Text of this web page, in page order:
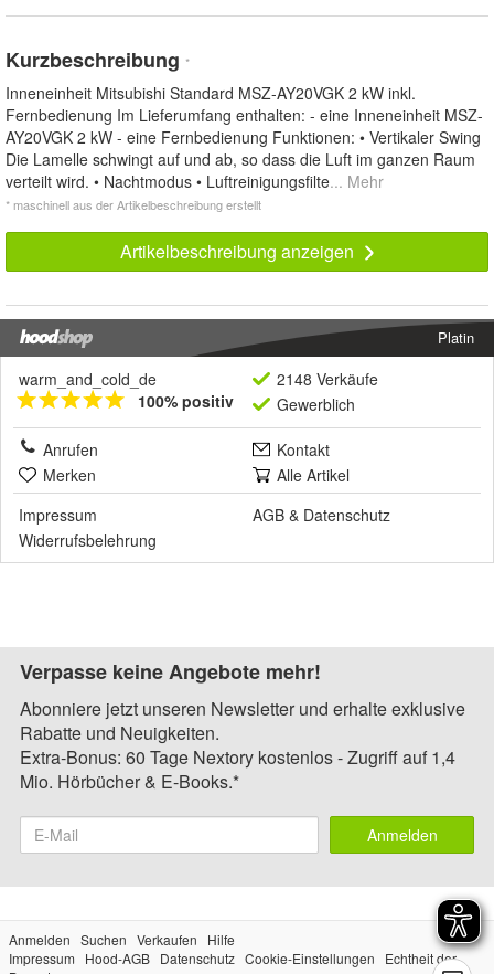
Kurzbeschreibung *
Inneneinheit Mitsubishi Standard MSZ-AY20VGK 2 kW inkl.
Fernbedienung Im Lieferumfang enthalten: - eine Inneneinheit MSZ-
AY20VGK 2 kW - eine Fernbedienung Funktionen: • Vertikaler Swing
Die Lamelle schwingt auf und ab, so dass die Luft im ganzen Raum
verteilt wird. • Nachtmodus • Luftreinigungsfilte... Mehr
* maschinell aus der Artikelbeschreibung erstellt
Artikelbeschreibung anzeigen
Platin
warm_and_cold_de
100% positiv
2148 Verkäufe
Gewerblich
Anrufen
Kontakt
Merken
Alle Artikel
Impressum
AGB & Datenschutz
Widerrufsbelehrung
Verpasse keine Angebote mehr!
Abonniere jetzt unseren Newsletter und erhalte exklusive
Rabatte und Neuigkeiten.
Extra-Bonus: 60 Tage Nextory kostenlos - Zugriff auf 1,4
Mio. Hörbücher & E-Books.*
Anmelden
Anmelden Suchen Verkaufen
Hilfe
Impressum
Hood-AGB Datenschutz Cookie-Einstellungen
Echtheit der